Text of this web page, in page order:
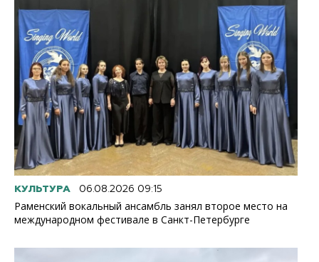
КУЛЬТУРА 06.08.2026 09:15
Раменский вокальный ансамбль занял второе место на
международном фестивале в Санкт-Петербурге